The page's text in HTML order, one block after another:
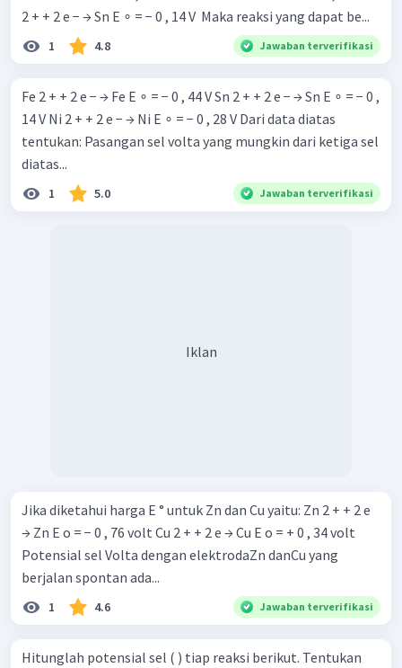
2 + + 2 e − → Sn E ∘ = − 0 , 14 V ​ Maka reaksi yang dapat be...
1 4.8 Jawaban terverifikasi
Fe 2 + + 2 e − → Fe E ∘ = − 0 , 44 V Sn 2 + + 2 e − → Sn E ∘ = − 0 ,
14 V Ni 2 + + 2 e − → Ni E ∘ = − 0 , 28 V Dari data diatas
tentukan: Pasangan sel volta yang mungkin dari ketiga sel
diatas...
1 5.0 Jawaban terverifikasi
Iklan
Jika diketahui harga E ° untuk Zn dan Cu yaitu: Zn 2 + + 2 e
→ Zn E o = − 0 , 76 volt Cu 2 + + 2 e → Cu E o = + 0 , 34 volt
Potensial sel Volta dengan elektrodaZn danCu yang
berjalan spontan ada...
1 4.6 Jawaban terverifikasi
Hitunglah potensial sel ( ) tiap reaksi berikut. Tentukan